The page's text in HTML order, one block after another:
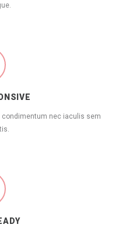
condimentum nec iaculis sem